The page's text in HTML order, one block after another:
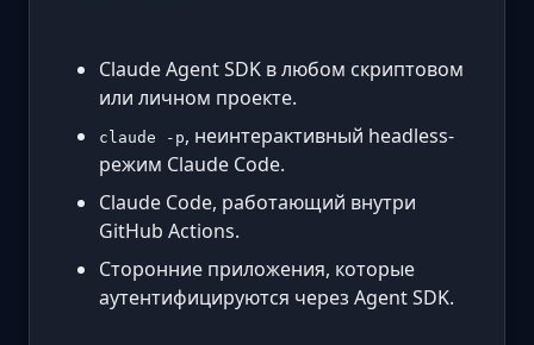
Claude Agent SDK в любом скриптовом
или личном проекте.
claude -p, неинтерактивный headless-
режим Claude Code.
Claude Code, работающий внутри
GitHub Actions.
Сторонние приложения, которые
аутентифицируются через Agent SDK.